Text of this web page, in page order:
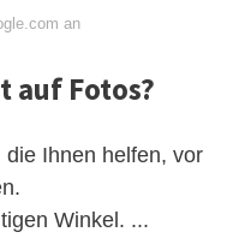
an
auf Fotos?
Ihnen helfen, vor
Winkel. ...